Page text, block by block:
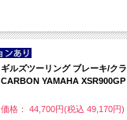
ギルズツーリング ブレーキ/ク
CARBON YAMAHA XSR900GP
価格： 44,700円(税込 49,170円)